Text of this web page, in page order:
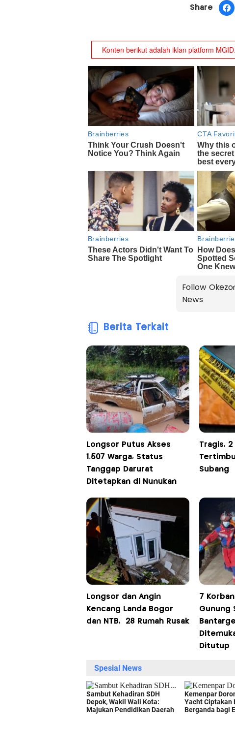
Share
Follow
News
Berita Terkait
Longsor Putus Akses
1.507 Warga, Status
Tanggap Darurat
Ditetapkan di Nunukan
Tragis, 2
Subang
Longsor dan Angin
Kencang Landa Bogor
dan NTB, 28 Rumah Rusak
7
Gunung
Ditutup